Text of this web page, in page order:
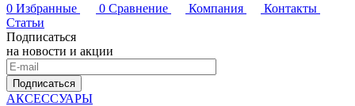
0 Избранные 0 Сравнение Компания
Контакты
Статьи
Подписаться
на новости и акции
Подписаться
АКСЕССУАРЫ